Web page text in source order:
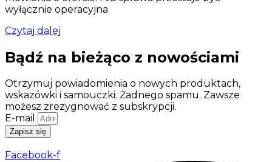
wyłącznie operacyjna
Czytaj dalej
Bądź na bieżąco z nowościami
Otrzymuj powiadomienia o nowych produktach,
wskazówki i samouczki. Żadnego spamu. Zawsze
możesz zrezygnować z subskrypcji.
E-mail
Zapisz się
Facebook-f